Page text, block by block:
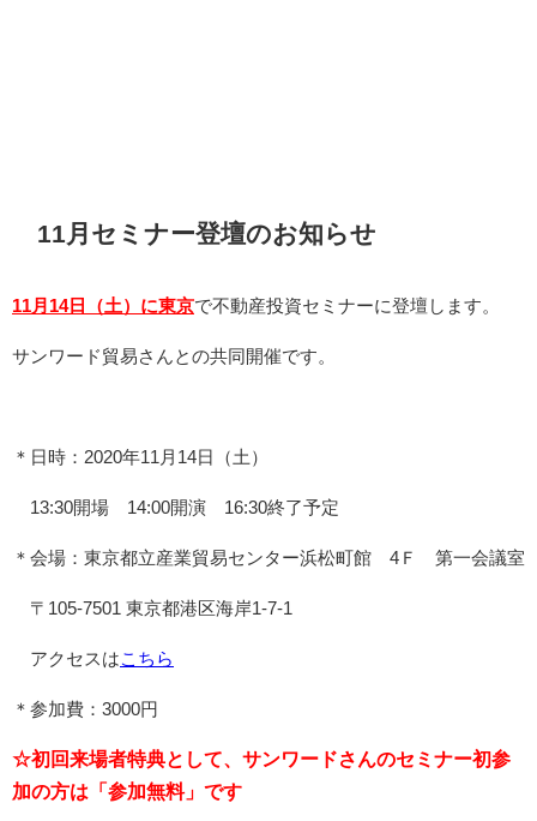
11月セミナー登壇のお知らせ
11月14日（土）に東京で不動産投資セミナーに登壇します。
サンワード貿易さんとの共同開催です。
＊日時：2020年11月14日（土）
13:30開場 14:00開演 16:30終了予定
＊会場： 東京都立産業貿易センター浜松町館 4Ｆ 第一会議室
〒105-7501 東京都港区海岸1-7-1
アクセスは こちら
＊参加費：3000円
☆初回来場者特典として、サンワードさんのセミナー初参
加の方は「参加無料」です